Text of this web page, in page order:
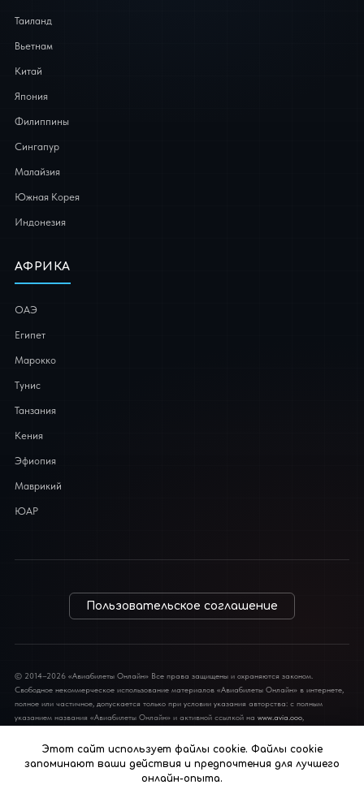
Таиланд
Вьетнам
Китай
Япония
Филиппины
Сингапур
Малайзия
Южная Корея
Индонезия
АФРИКА
ОАЭ
Египет
Марокко
Тунис
Танзания
Кения
Эфиопия
Маврикий
ЮАР
Пользовательское соглашение
© 2014–2026 «Авиабилеты Онлайн» Все права защищены и охраняются законом.
Свободное некоммерческое использование материалов «Авиабилеты Онлайн» в интернете,
полное или частичное, допускается только при условии указания авторства: с полным
указанием названия «Авиабилеты Онлайн» и активной ссылкой на www.avia.ooo,
разрешение редакции. Полная или частичная перепечатка материалов в традиционных
СМИ допускается только с письменного разрешения редакции.
Этот сайт использует файлы cookie. Файлы cookie
запоминают ваши действия и предпочтения для лучшего
онлайн-опыта.